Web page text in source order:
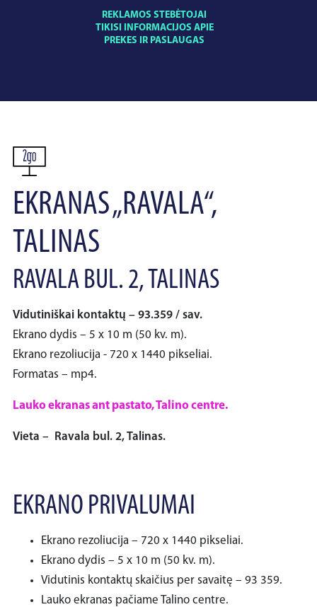
REKLAMOS STEBĖTOJAI
TIKISI INFORMACIJOS APIE
PREKES IR PASLAUGAS
EKRANAS „RAVALA“,
TALINAS
RAVALA BUL. 2, TALINAS
Vidutiniškai kontaktų – 93.359 / sav.
Ekrano dydis – 5 x 10 m (50 kv. m).
Ekrano rezoliucija - 720 x 1440 pikseliai.
Formatas – mp4.
Lauko ekranas ant pastato, Talino centre.
Vieta – Ravala bul. 2, Talinas.
EKRANO PRIVALUMAI
Ekrano rezoliucija – 720 x 1440 pikseliai.
Ekrano dydis – 5 x 10 m (50 kv. m).
Vidutinis kontaktų skaičius per savaitę – 93 359.
Lauko ekranas pačiame Talino centre.